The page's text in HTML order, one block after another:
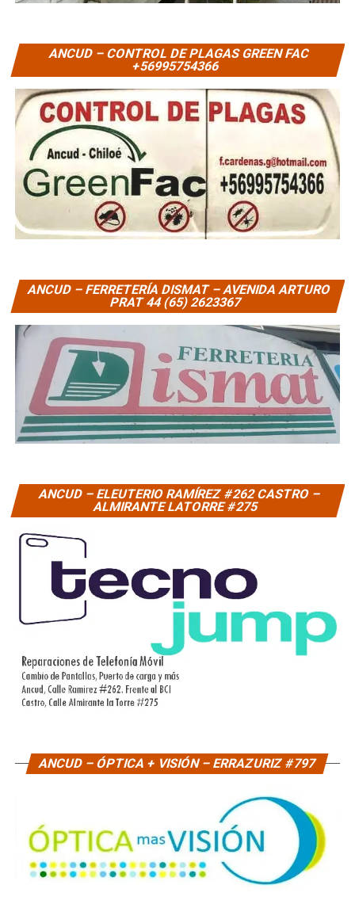
ANCUD – CONTROL DE PLAGAS GREEN FAC
+56995754366
ANCUD – FERRETERÍA DISMAT – AVENIDA ARTURO
PRAT 44 (65) 2623367
ANCUD – ELEUTERIO RAMÍREZ #262 CASTRO –
ALMIRANTE LATORRE #275
ANCUD – ÓPTICA + VISIÓN – ERRAZURIZ #797